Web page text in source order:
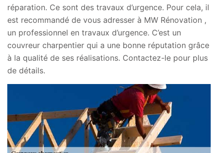
réparation. Ce sont des travaux d’urgence. Pour cela, il
est recommandé de vous adresser à MW Rénovation ,
un professionnel en travaux d’urgence. C’est un
couvreur charpentier qui a une bonne réputation grâce
à la qualité de ses réalisations. Contactez-le pour plus
de détails.